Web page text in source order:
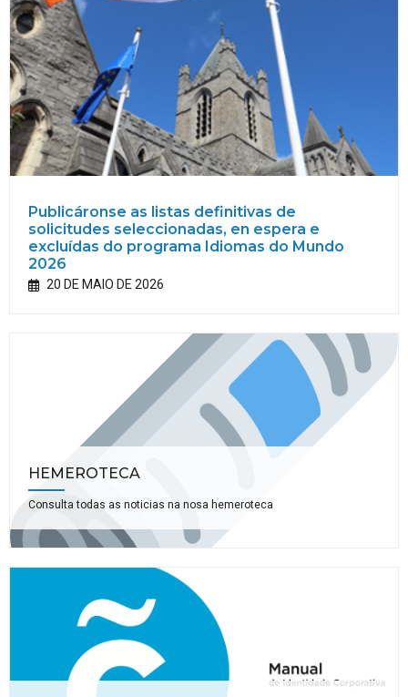
Publicáronse as listas definitivas de
solicitudes seleccionadas, en espera e
excluídas do programa Idiomas do Mundo
2026
20 DE MAIO DE 2026
HEMEROTECA
Consulta todas as noticias na nosa hemeroteca